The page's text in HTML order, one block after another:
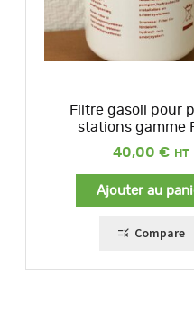
Filtre gasoil pour
stations gamme
40,00 €
Ajouter au
Compare